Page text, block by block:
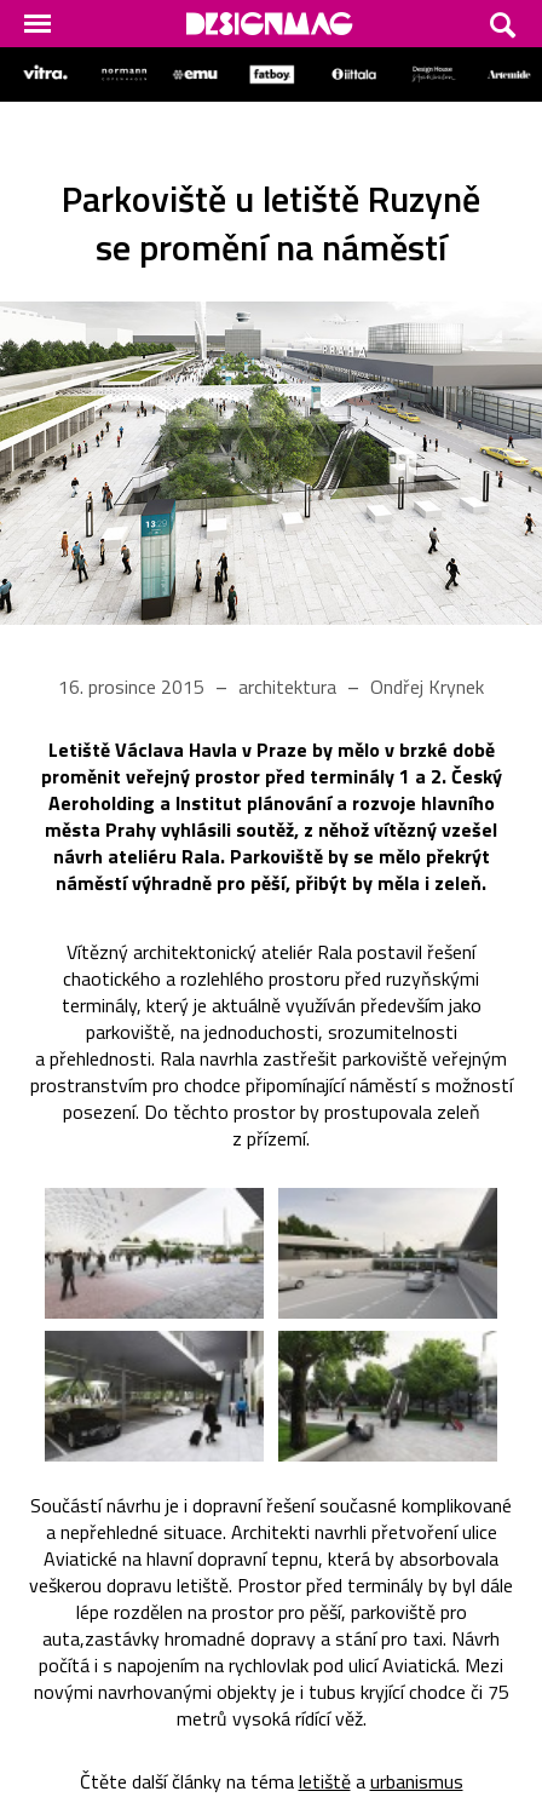
Parkoviště u letiště Ruzyně
se promění na náměstí
16. prosince 2015 architektura Ondřej Krynek
Letiště Václava Havla v Praze by mělo v brzké době
proměnit veřejný prostor před terminály 1 a 2. Český
Aeroholding a Institut plánování a rozvoje hlavního
města Prahy vyhlásili soutěž, z něhož vítězný vzešel
návrh ateliéru Rala. Parkoviště by se mělo překrýt
náměstí výhradně pro pěší, přibýt by měla i zeleň.
Vítězný architektonický ateliér Rala postavil řešení
chaotického a rozlehlého prostoru před ruzyňskými
terminály, který je aktuálně využíván především jako
parkoviště, na jednoduchosti, srozumitelnosti
a přehlednosti. Rala navrhla zastřešit parkoviště veřejným
prostranstvím pro chodce připomínající náměstí s možností
posezení. Do těchto prostor by prostupovala zeleň
z přízemí.
Součástí návrhu je i dopravní řešení současné komplikované
a nepřehledné situace. Architekti navrhli přetvoření ulice
Aviatické na hlavní dopravní tepnu, která by absorbovala
veškerou dopravu letiště. Prostor před terminály by byl dále
lépe rozdělen na prostor pro pěší, parkoviště pro
auta,zastávky hromadné dopravy a stání pro taxi. Návrh
počítá i s napojením na rychlovlak pod ulicí Aviatická. Mezi
novými navrhovanými objekty je i tubus kryjící chodce či 75
metrů vysoká rídící věž.
Čtěte další články na témaletištěaurbanismus